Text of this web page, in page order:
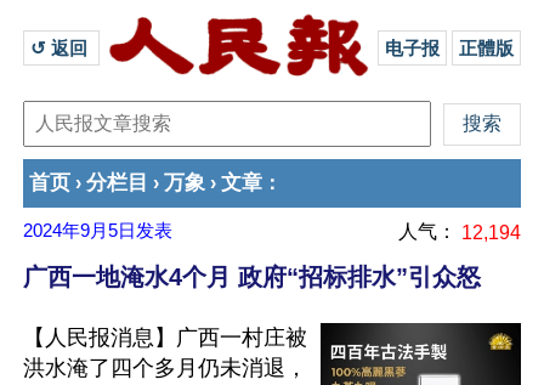
↺ 返回 电子报 正體版
首页 › 分栏目 › 万象 › 文章 ：
2024年9月5日 发表 人气： 12,194
广西一地淹水4个月 政府“招标排水”引众怒
【人民报消息】广西一村庄被
洪水淹了四个多月仍未消退，